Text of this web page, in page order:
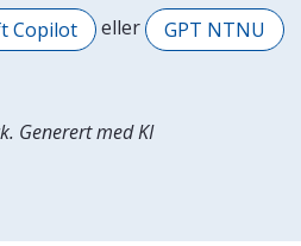
Copilot eller GPT NTNU
Generert med KI